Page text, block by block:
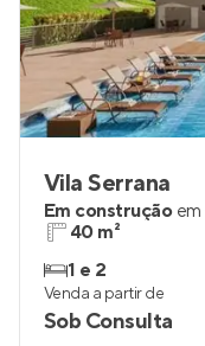
Vila Serrana
Em construção em
40 m²
1 e 2
Venda a partir de
Sob Consulta